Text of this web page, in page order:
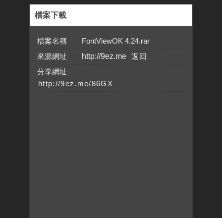
檔案下載
檔案名稱 FontViewOK 4.24.rar
來源網址
http://9ez.me
分享網址